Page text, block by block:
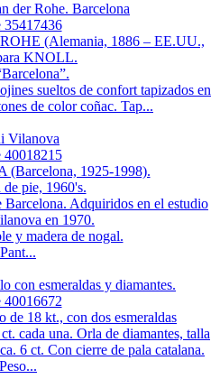
der Rohe. Barcelona
35417436
(Alemania, 1886 – EE.UU.,
KNOLL.
sueltos de confort tapizados en
de color coñac. Tap...
Vilanova
40018215
1925-1998).
de pie, 1960's.
Barcelona. Adquiridos en el estudio
en 1970.
y madera de nogal.
Pant...
con esmeraldas y diamantes.
40016672
de 18 kt., con dos esmeraldas
cada una. Orla de diamantes, talla
6 ct. Con cierre de pala catalana.
Peso...